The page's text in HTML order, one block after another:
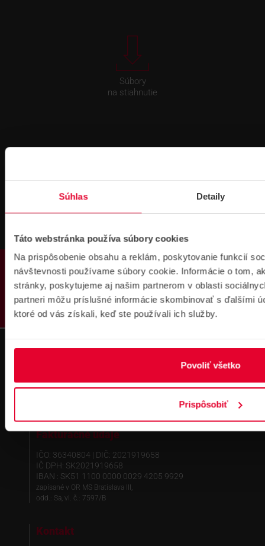
Súhlas Detaily
Táto webstránka používa súbory cookies
Na prispôsobenie obsahu a reklám, poskytovanie funkcií
návštevnosti používame súbory cookie. Informácie o tom,
stránky, poskytujeme aj našim partnerom v oblasti
partneri môžu príslušné informácie skombinovať s ďalšími
ktoré od vás získali, keď ste používali ich služby.
Povoliť všetko
Prispôsobiť
PRODUKTY
Súbory
na stiahnutie
Pre zákazníkov s rámovcovou zmluvou pri
DOPRAVA ZADARMO
Prihlásenie
Fakturačné údaje
IČO: 36340804 | DIČ: 2021919658
IČ DPH: SK2021919658
IBAN : SK51 1100 0000 0029 4205 9929
zapísané v OR MS Bratislava III,
odd.: Sa, vl. č.: 7597/B
Kontakt